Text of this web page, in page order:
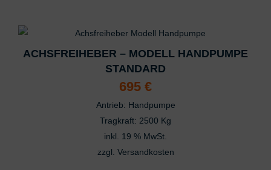
ACHSFREIHEBER – MODELL HANDPUMPE
STANDARD
695 €
Antrieb: Handpumpe
Tragkraft: 2500 Kg
inkl. 19 % MwSt.
zzgl. Versandkosten